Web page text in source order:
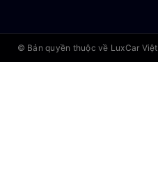
© Bản quyền thuộc về LuxCar Việt